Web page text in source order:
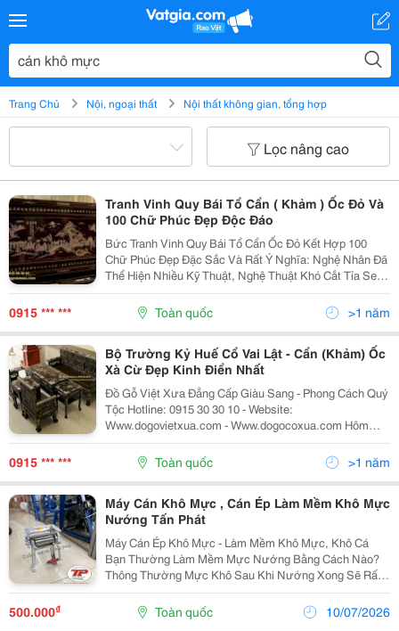
Trang Chủ Nội, ngoại thất Nội thất không gian, tổng hợp
Lọc nâng cao
Tranh Vinh Quy Bái Tổ Cẩn ( Khảm ) Ốc Đỏ Và
100 Chữ Phúc Đẹp Độc Đáo
Bức Tranh Vinh Quy Bái Tổ Cẩn Ốc Đỏ Kết Hợp 100
Chữ Phúc Đẹp Đặc Sắc Và Rất Ý Nghĩa: Nghệ Nhân Đã
Thể Hiện Nhiều Kỹ Thuật, Nghệ Thuật Khó Cắt Tỉa Sen
Lọng Kết Hợp Ốc Đỏ Lửa Vàng Chanh Tạo Lên Một Bức
Tranh Sống Động, Có Hồn Và Rất Giá Trị ... Tran
0915 *** *** Toàn quốc >1 năm
Bộ Trường Kỷ Huế Cổ Vai Lật - Cẩn (Khảm) Ốc
Xà Cừ Đẹp Kinh Điển Nhất
Đồ Gỗ Việt Xưa Đẳng Cấp Giàu Sang - Phong Cách Quý
Tộc Hotline: 0915 30 30 10 - Website:
Www.dogovietxua.com - Www.dogocoxua.com Hôm
Nay Đồ Gỗ Việt Xưa [0915 30 30 10] Xin Giới Thiệu Đến
Quý Khách Một Mẫu Bàn Ghế Trường Kỷ Huế Cổ Xưa
0915 *** *** Toàn quốc >1 năm
Máy Cán Khô Mực , Cán Ép Làm Mềm Khô Mực
Nướng Tấn Phát
Máy Cán Ép Khô Mực - Làm Mềm Khô Mực, Khô Cá
Bạn Thường Làm Mềm Mực Nướng Bằng Cách Nào?
Thông Thường Mực Khô Sau Khi Nướng Xong Sẽ Rất
Cứng, Và Rất Khó Ăn , Vì Vậy Người Ta Thường Dùng
Chày Để Đập Khô Mực Cho Mềm Ra . Tuy Nhiên Đó Là
Bạn Dùng...
500.000₫ Toàn quốc 10/07/2026